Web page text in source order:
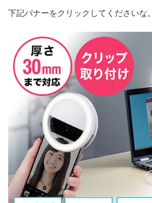
下記バナーをクリックしてくださいな。